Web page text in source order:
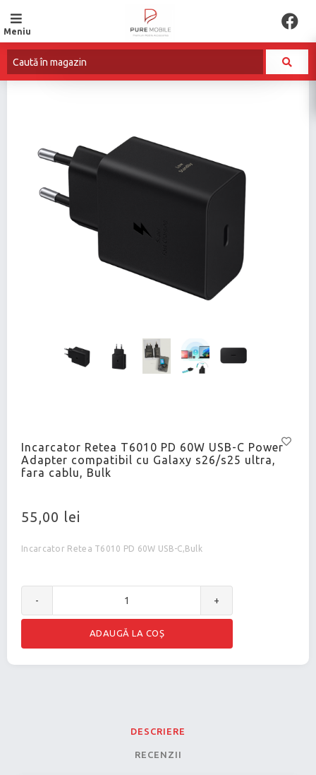
Meniu
Incarcator Retea T6010 PD 60W USB-C Power
Adapter compatibil cu Galaxy s26/s25 ultra,
fara cablu, Bulk
55,00 lei
Incarcator Retea T6010 PD 60W USB-C,Bulk
- +
DESCRIERE
RECENZII